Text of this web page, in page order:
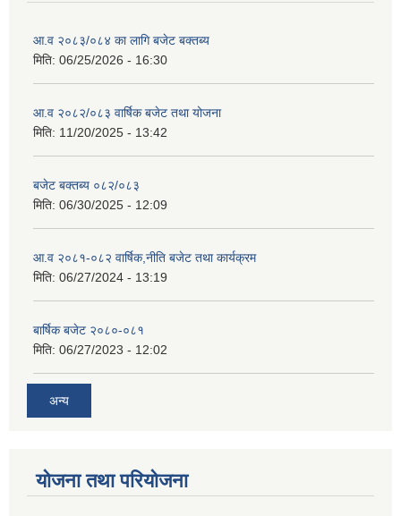
आ.व २०८३/०८४ का लागि बजेट बक्तब्य
मिति: 06/25/2026 - 16:30
आ.व २०८२/०८३ वार्षिक बजेट तथा योजना
मिति: 11/20/2025 - 13:42
बजेट बक्तब्य ०८२/०८३
मिति: 06/30/2025 - 12:09
आ.व २०८१-०८२ वार्षिक,नीति बजेट तथा कार्यक्रम
मिति: 06/27/2024 - 13:19
बार्षिक बजेट २०८०-०८१
मिति: 06/27/2023 - 12:02
अन्य
योजना तथा परियोजना